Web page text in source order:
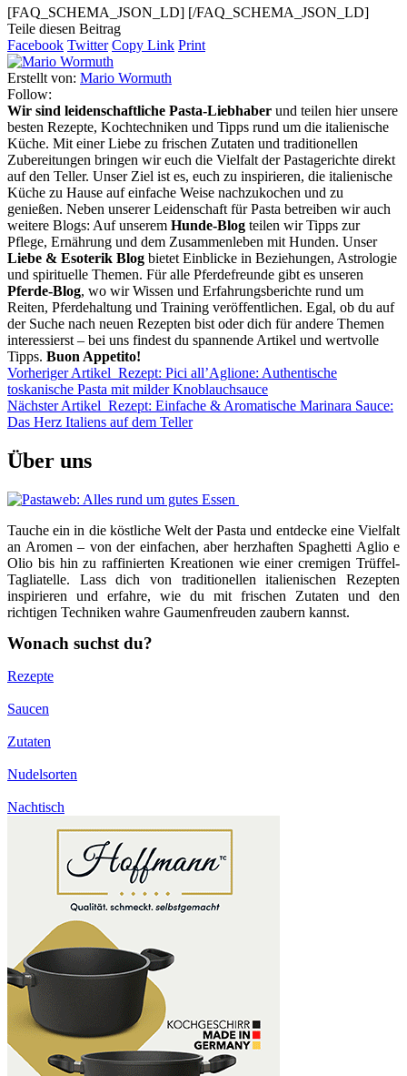
[FAQ_SCHEMA_JSON_LD] [/FAQ_SCHEMA_JSON_LD]
Teile diesen Beitrag
Facebook Twitter Copy Link Print
Erstellt von: Mario Wormuth
Follow:
Wir sind leidenschaftliche Pasta-Liebhaber und teilen hier unsere
besten Rezepte, Kochtechniken und Tipps rund um die italienische
Küche. Mit einer Liebe zu frischen Zutaten und traditionellen
Zubereitungen bringen wir euch die Vielfalt der Pastagerichte direkt
auf den Teller. Unser Ziel ist es, euch zu inspirieren, die italienische
Küche zu Hause auf einfache Weise nachzukochen und zu
genießen. Neben unserer Leidenschaft für Pasta betreiben wir auch
weitere Blogs: Auf unserem Hunde-Blog teilen wir Tipps zur
Pflege, Ernährung und dem Zusammenleben mit Hunden. Unser
Liebe & Esoterik Blog bietet Einblicke in Beziehungen, Astrologie
und spirituelle Themen. Für alle Pferdefreunde gibt es unseren
Pferde-Blog, wo wir Wissen und Erfahrungsberichte rund um
Reiten, Pferdehaltung und Training veröffentlichen. Egal, ob du auf
der Suche nach neuen Rezepten bist oder dich für andere Themen
interessierst – bei uns findest du spannende Artikel und wertvolle
Tipps. Buon Appetito!
Vorheriger Artikel Rezept: Pici all’Aglione: Authentische
toskanische Pasta mit milder Knoblauchsauce
Nächster Artikel Rezept: Einfache & Aromatische Marinara Sauce:
Das Herz Italiens auf dem Teller
Über uns
Tauche ein in die köstliche Welt der Pasta und entdecke eine Vielfalt
an Aromen – von der einfachen, aber herzhaften Spaghetti Aglio e
Olio bis hin zu raffinierten Kreationen wie einer cremigen Trüffel-
Tagliatelle. Lass dich von traditionellen italienischen Rezepten
inspirieren und erfahre, wie du mit frischen Zutaten und den
richtigen Techniken wahre Gaumenfreuden zaubern kannst.
Wonach suchst du?
Rezepte
Saucen
Zutaten
Nudelsorten
Nachtisch